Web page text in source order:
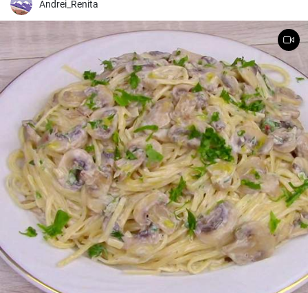
Andrei_Renita